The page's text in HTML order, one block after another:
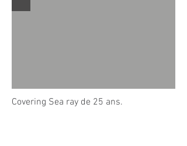
Covering Sea ray de 25 ans.